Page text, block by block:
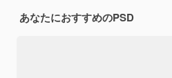
あなたにおすすめのPSD